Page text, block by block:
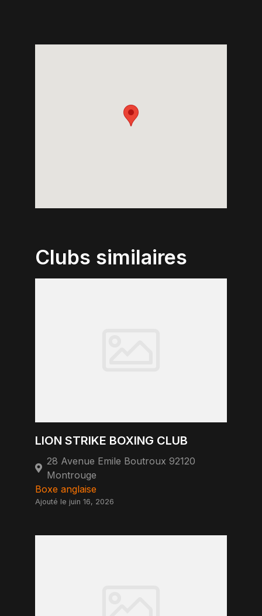
Clubs similaires
LION STRIKE BOXING CLUB
28 Avenue Emile Boutroux 92120
Montrouge
Boxe anglaise
Ajouté le juin 16, 2026